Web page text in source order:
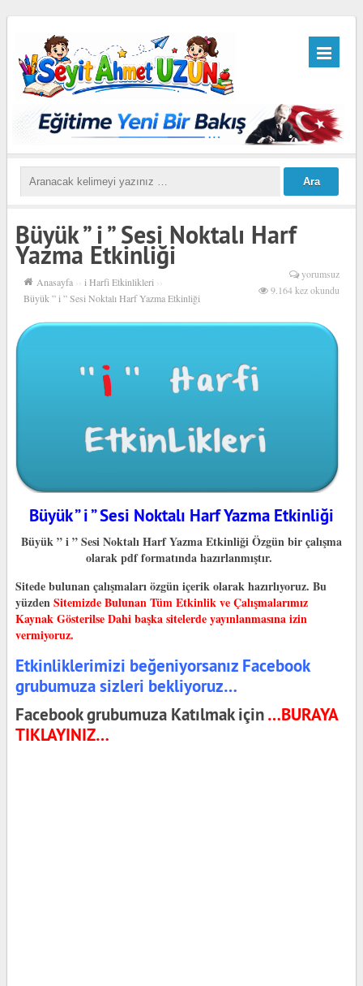
Büyük ” i ” Sesi Noktalı Harf
Yazma Etkinliği
Anasayfa ›› i Harfi Etkinlikleri ››
Büyük ” i ” Sesi Noktalı Harf Yazma Etkinliği
yorumsuz
9.164 kez okundu
Büyük ” i ” Sesi Noktalı Harf Yazma Etkinliği
Büyük ” i ” Sesi Noktalı Harf Yazma Etkinliği Özgün bir çalışma
olarak pdf formatında hazırlanmıştır.
Sitede bulunan çalışmaları özgün içerik olarak hazırlıyoruz. Bu
yüzdenSitemizde Bulunan Tüm Etkinlik ve Çalışmalarımız
Kaynak Gösterilse Dahi başka sitelerde yayınlanmasına izin
vermiyoruz.
Etkinliklerimizi beğeniyorsanız Facebook
grubumuza sizleri bekliyoruz…
Facebook grubumuza Katılmak için…BURAYA
TIKLAYINIZ…